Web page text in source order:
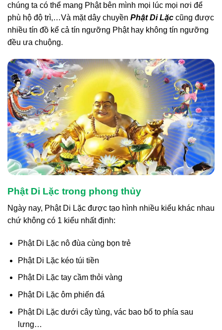
chúng ta có thể mang Phật bên mình mọi lúc mọi nơi để
phù hộ độ trì,…Và mặt dây chuyền Phật Di Lặc cũng được
nhiều tín đồ kể cả tín ngưỡng Phật hay không tín ngưỡng
đều ưa chuộng.
Phật Di Lặc trong phong thủy
Ngày nay, Phật Di Lặc được tạo hình nhiều kiểu khác nhau
chứ không có 1 kiểu nhất định:
Phật Di Lặc nô đùa cùng bọn trẻ
Phật Di Lặc kéo túi tiền
Phật Di Lặc tay cầm thỏi vàng
Phật Di Lặc ôm phiến đá
Phật Di Lặc dưới cây tùng, vác bao bố to phía sau
lưng…